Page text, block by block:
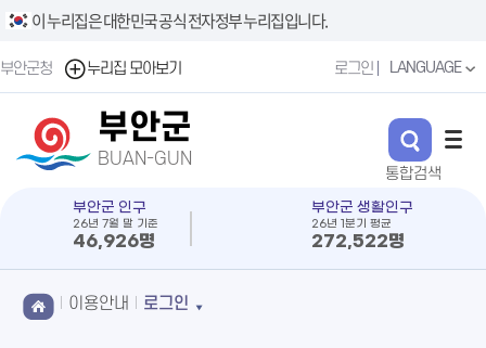
이 누리집은 대한민국 공식 전자정부 누리집입니다.
부안군청 누리집 모아보기 로그인 LANGUAGE
부안군
BUAN-GUN
부안군 인구
26년 7월 말 기준
46,926명
부안군 생활인구
26년 1분기 평균
272,522명
이용안내 로그인